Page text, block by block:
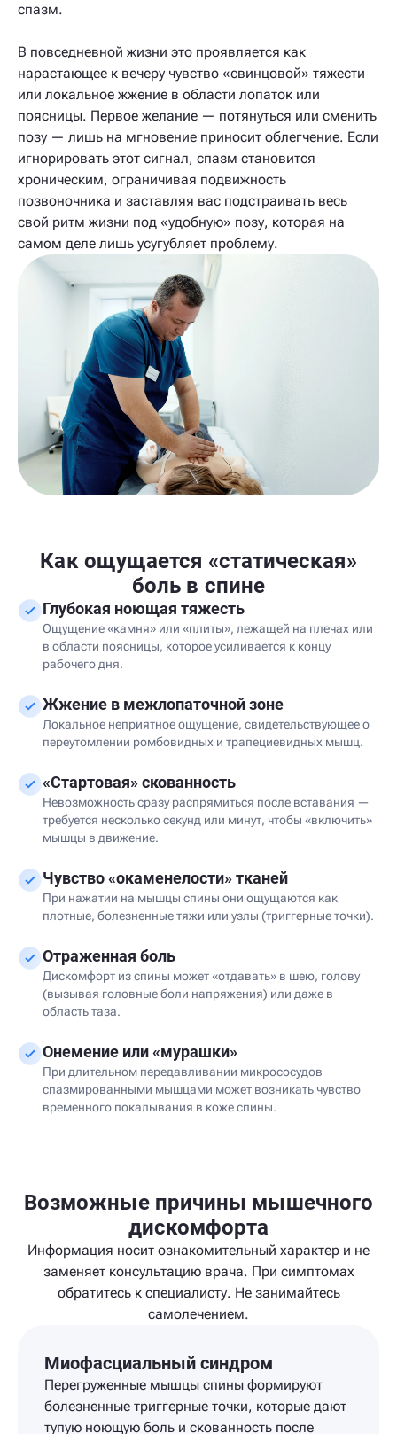
спазм.
В повседневной жизни это проявляется как
нарастающее к вечеру чувство «свинцовой» тяжести
или локальное жжение в области лопаток или
поясницы. Первое желание — потянуться или сменить
позу — лишь на мгновение приносит облегчение. Если
игнорировать этот сигнал, спазм становится
хроническим, ограничивая подвижность
позвоночника и заставляя вас подстраивать весь
свой ритм жизни под «удобную» позу, которая на
самом деле лишь усугубляет проблему.
Как ощущается «статическая»
боль в спине
Глубокая ноющая тяжесть
Ощущение «камня» или «плиты», лежащей на плечах или
в области поясницы, которое усиливается к концу
рабочего дня.
Жжение в межлопаточной зоне
Локальное неприятное ощущение, свидетельствующее о
переутомлении ромбовидных и трапециевидных мышц.
«Стартовая» скованность
Невозможность сразу распрямиться после вставания —
требуется несколько секунд или минут, чтобы «включить»
мышцы в движение.
Чувство «окаменелости» тканей
При нажатии на мышцы спины они ощущаются как
плотные, болезненные тяжи или узлы (триггерные точки).
Отраженная боль
Дискомфорт из спины может «отдавать» в шею, голову
(вызывая головные боли напряжения) или даже в
область таза.
Онемение или «мурашки»
При длительном передавливании микрососудов
спазмированными мышцами может возникать чувство
временного покалывания в коже спины.
Возможные причины мышечного
дискомфорта
Информация носит ознакомительный характер и не
заменяет консультацию врача. При симптомах
обратитесь к специалисту. Не занимайтесь
самолечением.
Миофасциальный синдром
Перегруженные мышцы спины формируют
болезненные триггерные точки, которые дают
тупую ноющую боль и скованность после